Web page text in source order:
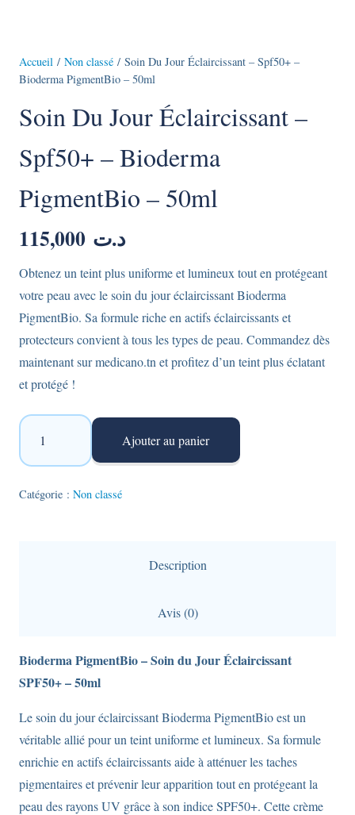
Accueil / Non classé / Soin Du Jour Éclaircissant – Spf50+ –
Bioderma PigmentBio – 50ml
Soin Du Jour Éclaircissant –
Spf50+ – Bioderma
PigmentBio – 50ml
د.ت
Obtenez un teint plus uniforme et lumineux tout en protégeant
votre peau avec le soin du jour éclaircissant Bioderma
PigmentBio. Sa formule riche en actifs éclaircissants et
protecteurs convient à tous les types de peau. Commandez dès
maintenant sur medicano.tn et profitez d’un teint plus éclatant
et protégé !
quantité
Soin
Du
-
50ml
Ajouter au panier
Catégorie : Non classé
Description
Avis (0)
Bioderma PigmentBio – Soin du Jour Éclaircissant
SPF50+ – 50ml
Le soin du jour éclaircissant Bioderma PigmentBio est un
véritable allié pour un teint uniforme et lumineux. Sa formule
enrichie en actifs éclaircissants aide à atténuer les taches
pigmentaires et prévenir leur apparition tout en protégeant la
peau des rayons UV grâce à son indice SPF50+. Cette crème